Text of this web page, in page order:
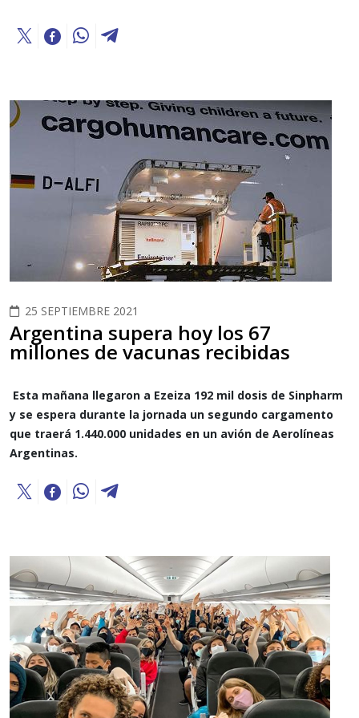
25 SEPTIEMBRE 2021
Argentina supera hoy los 67
millones de vacunas recibidas
Esta mañana llegaron a Ezeiza 192 mil dosis de Sinpharm
y se espera durante la jornada un segundo cargamento
que traerá 1.440.000 unidades en un avión de Aerolíneas
Argentinas.